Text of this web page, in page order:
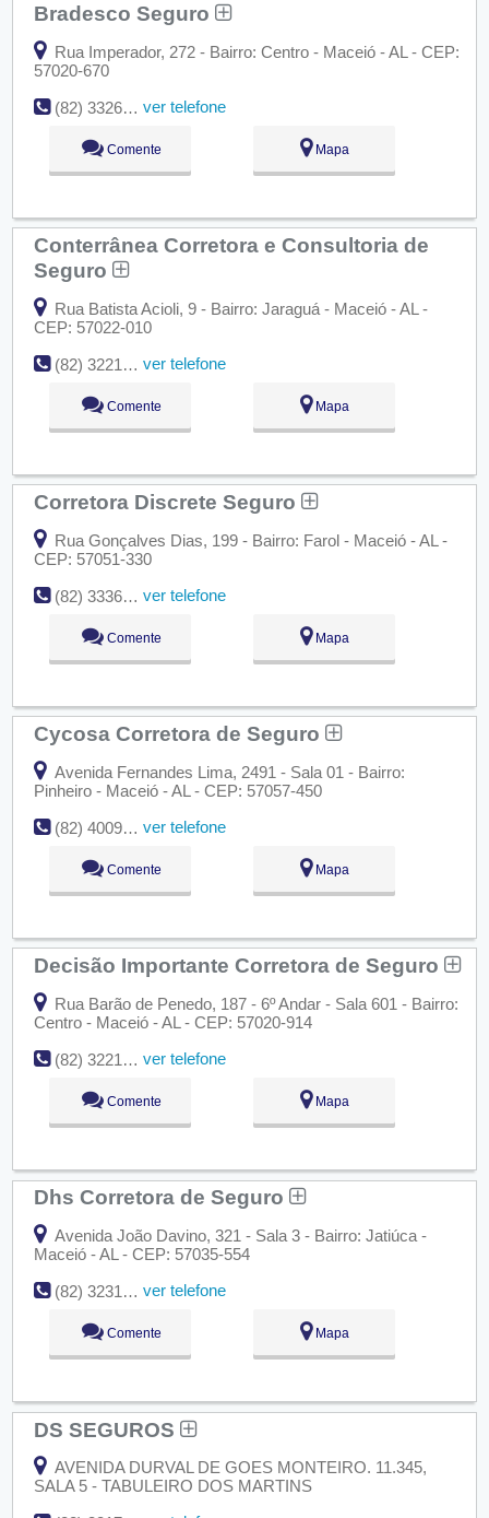
Bradesco Seguro
Rua Imperador, 272 - Bairro: Centro - Maceió - AL - CEP:
57020-670
(82) 3326-5464
ver telefone
Comente Mapa
Conterrânea Corretora e Consultoria de
Seguro
Rua Batista Acioli, 9 - Bairro: Jaraguá - Maceió - AL -
CEP: 57022-010
(82) 3221-2960
ver telefone
Comente Mapa
Corretora Discrete Seguro
Rua Gonçalves Dias, 199 - Bairro: Farol - Maceió - AL -
CEP: 57051-330
(82) 3336-3690
ver telefone
Comente Mapa
Cycosa Corretora de Seguro
Avenida Fernandes Lima, 2491 - Sala 01 - Bairro:
Pinheiro - Maceió - AL - CEP: 57057-450
(82) 4009-1213
ver telefone
Comente Mapa
Decisão Importante Corretora de Seguro
Rua Barão de Penedo, 187 - 6º Andar - Sala 601 - Bairro:
Centro - Maceió - AL - CEP: 57020-914
(82) 3221-3797
ver telefone
Comente Mapa
Dhs Corretora de Seguro
Avenida João Davino, 321 - Sala 3 - Bairro: Jatiúca -
Maceió - AL - CEP: 57035-554
(82) 3231-9846
ver telefone
Comente Mapa
DS SEGUROS
AVENIDA DURVAL DE GOES MONTEIRO. 11.345,
SALA 5 - TABULEIRO DOS MARTINS